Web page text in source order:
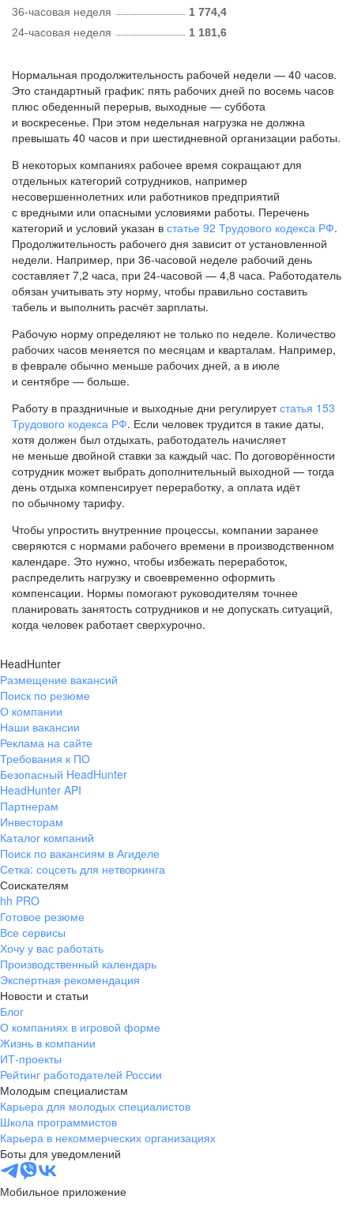
36-часовая неделя
1 774,4
24-часовая неделя
1 181,6
Нормальная продолжительность рабочей недели — 40 часов.
Это стандартный график: пять рабочих дней по восемь часов
плюс обеденный перерыв, выходные — суббота
и воскресенье. При этом недельная нагрузка не должна
превышать 40 часов и при шестидневной организации работы.
В некоторых компаниях рабочее время сокращают для
отдельных категорий сотрудников, например
несовершеннолетних или работников предприятий
с вредными или опасными условиями работы. Перечень
категорий и условий указан в статье 92 Трудового кодекса РФ.
Продолжительность рабочего дня зависит от установленной
недели. Например, при 36-часовой неделе рабочий день
составляет 7,2 часа, при 24-часовой — 4,8 часа. Работодатель
обязан учитывать эту норму, чтобы правильно составить
табель и выполнить расчёт зарплаты.
Рабочую норму определяют не только по неделе. Количество
рабочих часов меняется по месяцам и кварталам. Например,
в феврале обычно меньше рабочих дней, а в июле
и сентябре — больше.
Работу в праздничные и выходные дни регулируетстатья 153
Трудового кодекса РФ. Если человек трудится в такие даты,
хотя должен был отдыхать, работодатель начисляет
не меньше двойной ставки за каждый час. По договорённости
сотрудник может выбрать дополнительный выходной — тогда
день отдыха компенсирует переработку, а оплата идёт
по обычному тарифу.
Чтобы упростить внутренние процессы, компании заранее
сверяются с нормами рабочего времени в производственном
календаре. Это нужно, чтобы избежать переработок,
распределить нагрузку и своевременно оформить
компенсации. Нормы помогают руководителям точнее
планировать занятость сотрудников и не допускать ситуаций,
когда человек работает сверхурочно.
HeadHunter
Размещение вакансий
Поиск по резюме
О компании
Наши вакансии
Реклама на сайте
Требования к ПО
Безопасный HeadHunter
HeadHunter API
Партнерам
Инвесторам
Каталог компаний
Поиск по вакансиям в Агиделе
Сетка: соцсеть для нетворкинга
Соискателям
hh PRO
Готовое резюме
Все сервисы
Хочу у вас работать
Производственный календарь
Экспертная рекомендация
Новости и статьи
Блог
О компаниях в игровой форме
Жизнь в компании
ИТ-проекты
Рейтинг работодателей России
Молодым специалистам
Карьера для молодых специалистов
Школа программистов
Карьера в некоммерческих организациях
Боты для уведомлений
Мобильное приложение